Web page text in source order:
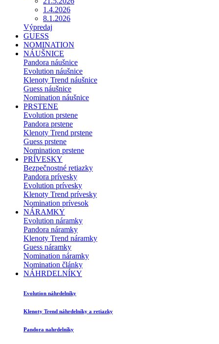
1.4.2026
8.1.2026
Výpredaj
GUESS
NOMINATION
NÁUŠNICE
Pandora náušnice
Evolution náušnice
Klenoty Trend náušnice
Guess náušnice
Nomination náušnice
PRSTENE
Evolution prstene
Pandora prstene
Klenoty Trend prstene
Guess prstene
Nomination prstene
PRÍVESKY
Bezpečnostné retiazky
Pandora prívesky
Evolution prívesky
Klenoty Trend prívesky
Nomination prívesok
NÁRAMKY
Evolution náramky
Pandora náramky
Klenoty Trend náramky
Guess náramky
Nomination náramky
Nomination články
NÁHRDELNÍKY
Evolution náhrdelníky
Klenoty Trend náhrdelníky a retiazky
Pandora nahrdelníky